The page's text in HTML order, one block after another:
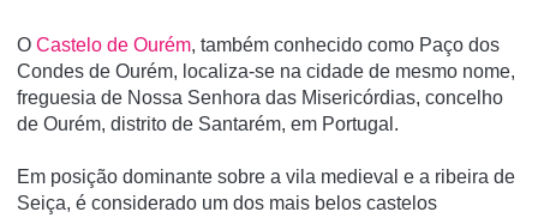
O Castelo de Ourém, também conhecido como Paço dos
Condes de Ourém, localiza-se na cidade de mesmo nome,
freguesia de Nossa Senhora das Misericórdias, concelho
de Ourém, distrito de Santarém, em Portugal.
Em posição dominante sobre a vila medieval e a ribeira de
Seiça, é considerado um dos mais belos castelos